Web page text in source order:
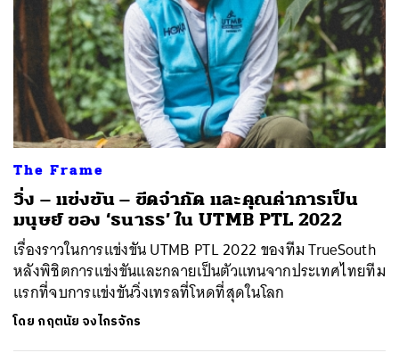
The Frame
วิ่ง – แข่งขัน – ขีดจำกัด และคุณค่าการเป็น
มนุษย์ ของ ‘ธนาธร’ ใน UTMB PTL 2022
เรื่องราวในการแข่งขัน UTMB PTL 2022 ของทีม TrueSouth
หลังพิชิตการแข่งขันและกลายเป็นตัวแทนจากประเทศไทยทีม
แรกที่จบการแข่งขันวิ่งเทรลที่โหดที่สุดในโลก
โดย กฤตนัย จงไกรจักร
ค้นหา